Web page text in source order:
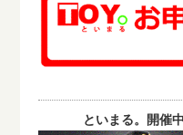
といまる。開催